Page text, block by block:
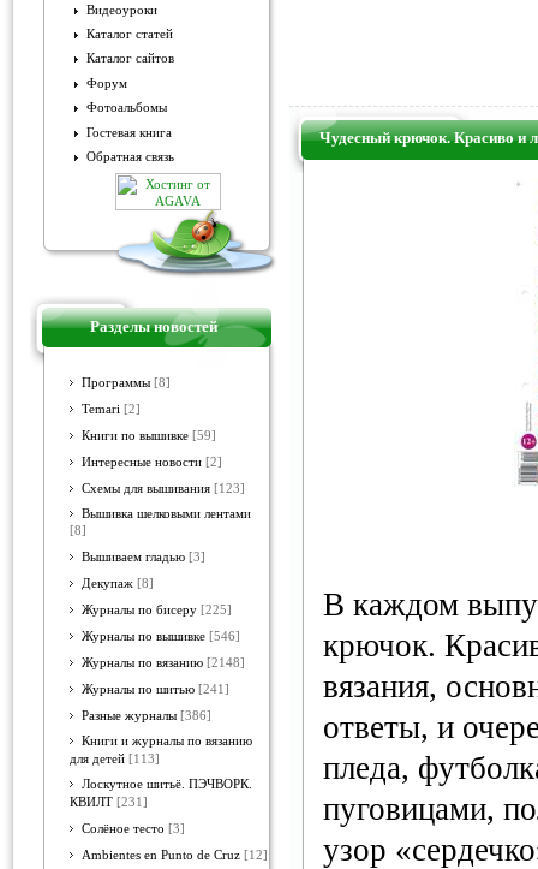
Видеоуроки
Каталог статей
Каталог сайтов
Форум
Фотоальбомы
Гостевая книга
Обратная связь
Разделы новостей
Программы [8]
Temari [2]
Книги по вышивке [59]
Интересные новости [2]
Схемы для вышивания [123]
Вышивка шелковыми лентами
[8]
Вышиваем гладью [3]
Декупаж [8]
Журналы по бисеру [225]
Журналы по вышивке [546]
Журналы по вязанию [2148]
Журналы по шитью [241]
Разные журналы [386]
Книги и журналы по вязанию
для детей [113]
Лоскутное шитьё. ПЭЧВОРК.
КВИЛТ [231]
Солёное тесто [3]
Ambientes en Punto de Cruz [12]
Чудесный крючок. Красиво и
В каждом
крючок.
вязания,
ответы, и
пледа,
пуговицами,
узор